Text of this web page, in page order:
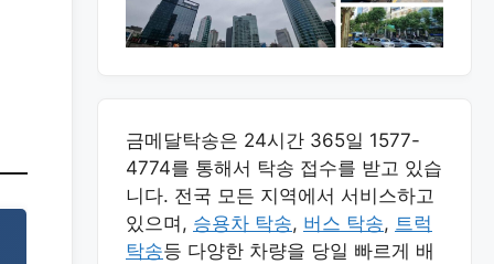
금메달탁송은 24시간 365일 1577-
4774를 통해서 탁송 접수를 받고 있습
니다. 전국 모든 지역에서 서비스하고
있으며, 승용차 탁송, 버스 탁송, 트럭
탁송등 다양한 차량을 당일 빠르게 배